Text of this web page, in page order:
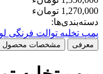
1,270,000 تومانء
دسته‌بندی‌ها:
پمپ تخلیه توالت فرنگی
معرفی مشخصات محصول